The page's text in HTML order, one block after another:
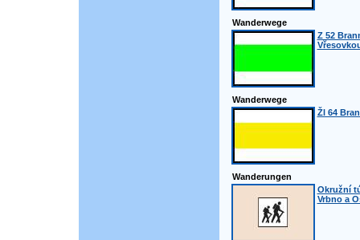
Wanderwege
Z 52
Wanderwege
Žl 64
Wanderungen
Okružní
Vrbno a